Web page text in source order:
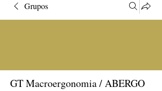
Grupos
GT Macroergonomia / ABERGO